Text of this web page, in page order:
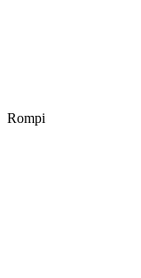
Rompi